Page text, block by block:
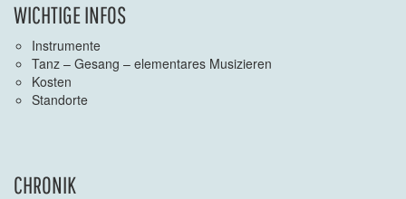
WICHTIGE INFOS
Instrumente
Tanz – Gesang – elementares Musizieren
Kosten
Standorte
CHRONIK